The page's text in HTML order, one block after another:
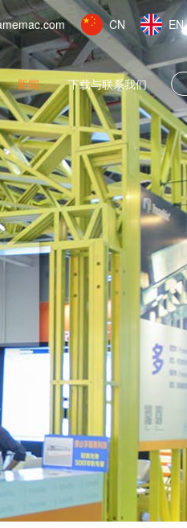
CN EN
新闻 下载与联系我们